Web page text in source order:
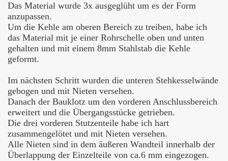
Das Material wurde 3x ausgeglüht um es der Form
anzupassen.
Um die Kehle am oberen Bereich zu treiben, habe ich
das Material mit je einer Rohrschelle oben und unten
gehalten und mit einem 8mm Stahlstab die Kehle
geformt.
Im nächsten Schritt wurden die unteren Stehkesselwände
gebogen und mit Nieten versehen.
Danach der Bauklotz um den vorderen Anschlussbereich
erweitert und die Übergangsstücke getrieben.
Die drei vorderen Stutzenteile habe ich hart
zusammengelötet und mit Nieten versehen.
Alle Nieten sind in dem äußeren Wandteil innerhalb der
Überlappung der Einzelteile von ca.6 mm eingezogen.